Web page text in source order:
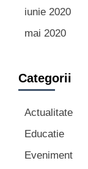
iunie 2020
mai 2020
Categorii
Actualitate
Educatie
Eveniment